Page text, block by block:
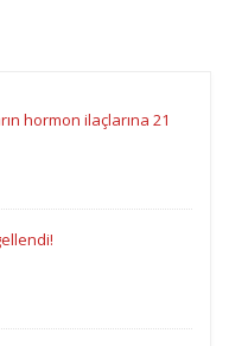
hormon ilaçlarına 21